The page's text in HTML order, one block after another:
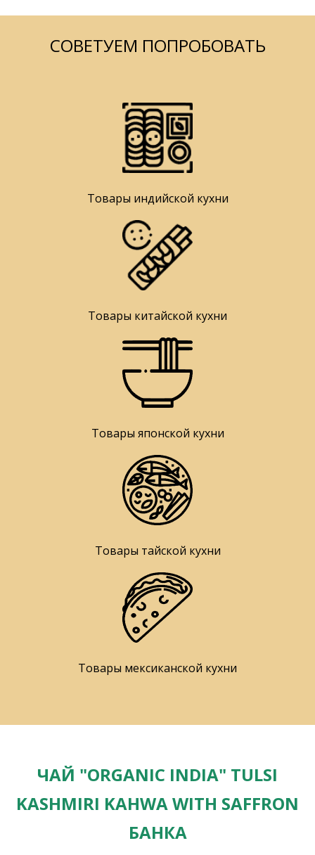
СОВЕТУЕМ ПОПРОБОВАТЬ
Товары индийской кухни
Товары китайской кухни
Товары японской кухни
Товары тайской кухни
Товары мексиканской кухни
ЧАЙ "ORGANIC INDIA" TULSI
KASHMIRI KAHWA WITH SAFFRON
БАНКА